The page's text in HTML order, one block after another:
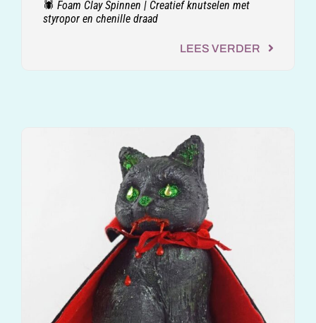
🕷️ Foam Clay Spinnen | Creatief knutselen met
styropor en chenille draad
LEES VERDER